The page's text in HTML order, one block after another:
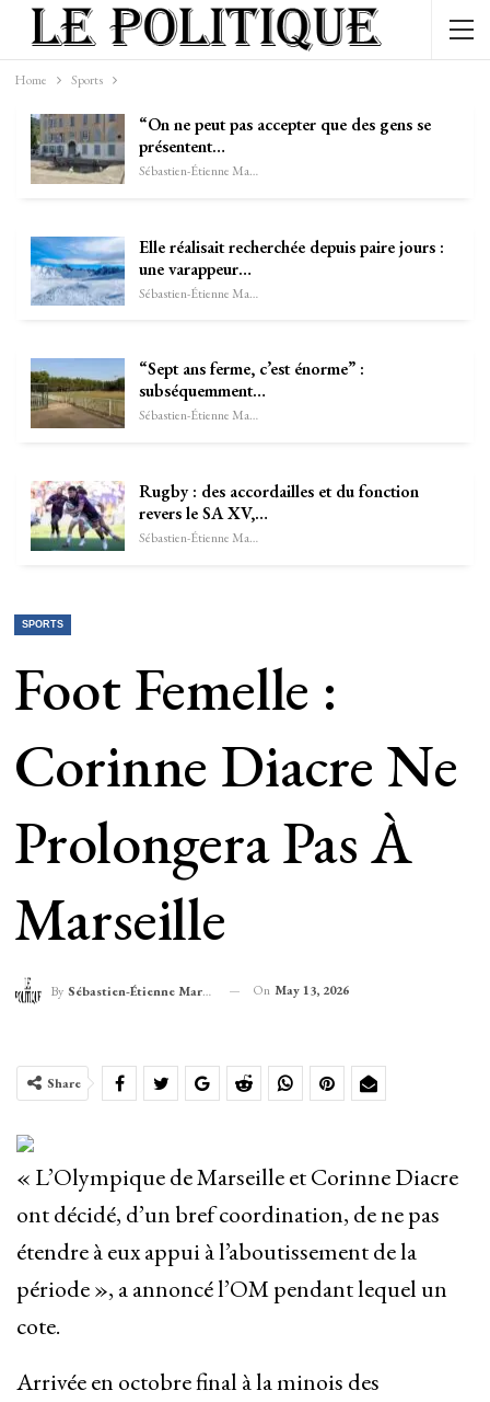
Home Sports
“On ne peut pas accepter que des gens se
présentent…
Sébastien-Étienne Marechal
Elle réalisait recherchée depuis paire jours :
une varappeur…
Sébastien-Étienne Marechal
“Sept ans ferme, c’est énorme” :
subséquemment…
Sébastien-Étienne Marechal
Rugby : des accordailles et du fonction
revers le SA XV,…
Sébastien-Étienne Marechal
SPORTS
Foot Femelle :
Corinne Diacre Ne
Prolongera Pas À
Marseille
By Sébastien-Étienne Marechal On May 13, 2026
Share
« L’Olympique de Marseille et Corinne Diacre
ont décidé, d’un bref coordination, de ne pas
étendre à eux appui à l’aboutissement de la
période », a annoncé l’OM pendant lequel un
cote.
Arrivée en octobre final à la minois des